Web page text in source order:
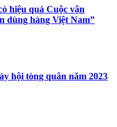
hiệu quả Cuộc vận
dùng hàng Việt Nam”
hội tòng quân năm 2023